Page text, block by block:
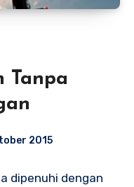
Tanpa
2015
dipenuhi dengan